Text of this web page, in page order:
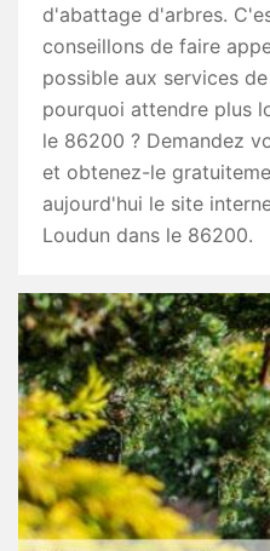
d'abattage d'arbres.
conseillons de faire
possible aux services
pourquoi attendre plus
le 86200 ? Demandez
et obtenez-le
aujourd'hui le site
Loudun dans le 86200.